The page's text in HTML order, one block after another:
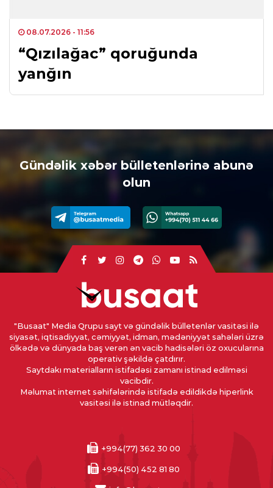
08.07.2026 - 11:56
“Qızılağac” qoruğunda
yanğın
Gündəlik xəbər bülletenlərinə abunə
olun
"Busaat" Media Qrupu sayt və gündəlik bülletenlər vasitəsi ilə
siyasət, iqtisadiyyat, cəmiyyət, idman, mədəniyyət sahələri üzrə
ölkədə və dünyada baş verən ən vacib hadisələri öz oxucularına
operativ şəkildə çatdırır.
Saytdakı materialların istifadəsi zamanı istinad edilməsi
vacibdir.
Məlumat internet səhifələrində istifadə edildikdə hiperlink
vasitəsi ilə istinad mütləqdir.
+994(77) 362 30 00
+994(50) 452 81 80